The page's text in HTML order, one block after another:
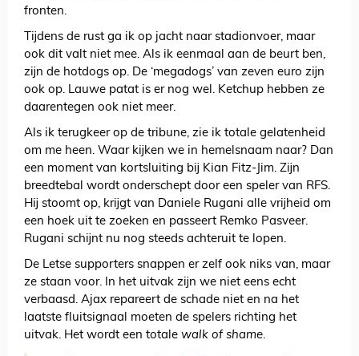
fronten.
Tijdens de rust ga ik op jacht naar stadionvoer, maar
ook dit valt niet mee. Als ik eenmaal aan de beurt ben,
zijn de hotdogs op. De ‘megadogs’ van zeven euro zijn
ook op. Lauwe patat is er nog wel. Ketchup hebben ze
daarentegen ook niet meer.
Als ik terugkeer op de tribune, zie ik totale gelatenheid
om me heen. Waar kijken we in hemelsnaam naar? Dan
een moment van kortsluiting bij Kian Fitz-Jim. Zijn
breedtebal wordt onderschept door een speler van RFS.
Hij stoomt op, krijgt van Daniele Rugani alle vrijheid om
een hoek uit te zoeken en passeert Remko Pasveer.
Rugani schijnt nu nog steeds achteruit te lopen.
De Letse supporters snappen er zelf ook niks van, maar
ze staan voor. In het uitvak zijn we niet eens echt
verbaasd. Ajax repareert de schade niet en na het
laatste fluitsignaal moeten de spelers richting het
uitvak. Het wordt een totale walk of shame.